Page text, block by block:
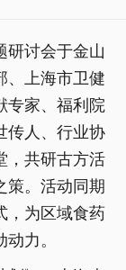
研讨会于金山
、上海市卫健
专家、福利院
传人、行业协
，共研古方活
策。活动同期
，为区域食药
力。